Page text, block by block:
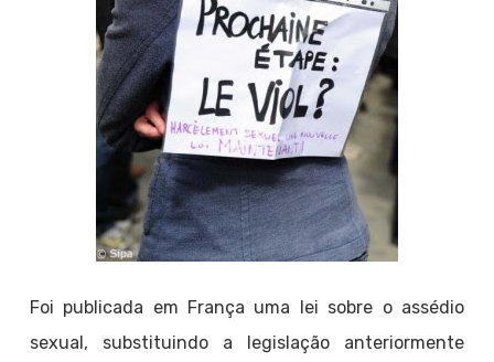
Foi publicada em França uma lei sobre o assédio
sexual, substituindo a legislação anteriormente